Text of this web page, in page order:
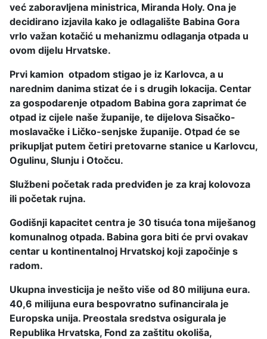
već zaboravljena ministrica, Miranda Holy. Ona je
decidirano izjavila kako je odlagalište Babina Gora
vrlo važan kotačić u mehanizmu odlaganja otpada u
ovom dijelu Hrvatske.
Prvi kamion otpadom stigao je iz Karlovca, a u
narednim danima stizat će i s drugih lokacija. Centar
za gospodarenje otpadom Babina gora zaprimat će
otpad iz cijele naše županije, te dijelova Sisačko-
moslavačke i Ličko-senjske županije. Otpad će se
prikupljat putem četiri pretovarne stanice u Karlovcu,
Ogulinu, Slunju i Otočcu.
Službeni početak rada predviđen je za kraj kolovoza
ili početak rujna.
Godišnji kapacitet centra je 30 tisuća tona miješanog
komunalnog otpada. Babina gora biti će prvi ovakav
centar u kontinentalnoj Hrvatskoj koji započinje s
radom.
Ukupna investicija je nešto više od 80 milijuna eura.
40,6 milijuna eura bespovratno sufinancirala je
Europska unija. Preostala sredstva osigurala je
Republika Hrvatska, Fond za zaštitu okoliša,